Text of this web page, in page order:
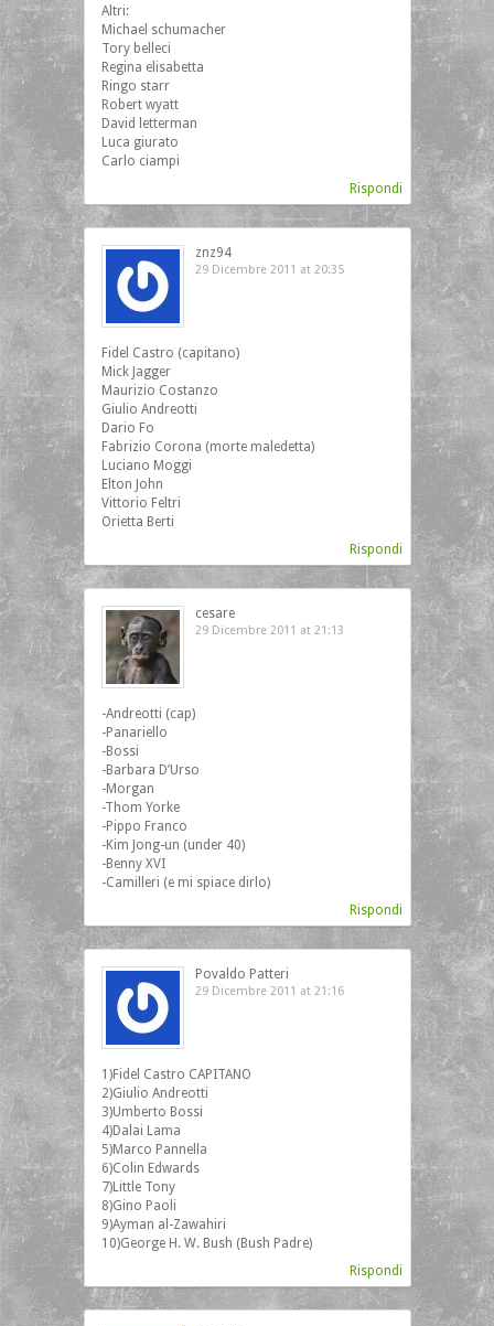
Altri:
Michael schumacher
Tory belleci
Regina elisabetta
Ringo starr
Robert wyatt
David letterman
Luca giurato
Carlo ciampi
Rispondi
znz94
29 Dicembre 2011 at 20:35
Fidel Castro (capitano)
Mick Jagger
Maurizio Costanzo
Giulio Andreotti
Dario Fo
Fabrizio Corona (morte maledetta)
Luciano Moggi
Elton John
Vittorio Feltri
Orietta Berti
Rispondi
cesare
29 Dicembre 2011 at 21:13
‎-Andreotti (cap)
-Panariello
-Bossi
-Barbara D’Urso
-Morgan
-Thom Yorke
-Pippo Franco
-Kim Jong-un (under 40)
-Benny XVI
-Camilleri (e mi spiace dirlo)
Rispondi
Povaldo Patteri
29 Dicembre 2011 at 21:16
1)Fidel Castro CAPITANO
2)Giulio Andreotti
3)Umberto Bossi
4)Dalai Lama
5)Marco Pannella
6)Colin Edwards
7)Little Tony
8)Gino Paoli
9)Ayman al-Zawahiri
10)George H. W. Bush (Bush Padre)
Rispondi